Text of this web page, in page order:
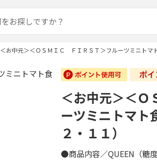
＜お中元＞＜ＯＳＭＩＣ ＦＩＲＳＴ＞フルーツミニトマ
＜お中元＞＜
ーツミニトマト
２・１１）
●商品内容／QUEEN（糖